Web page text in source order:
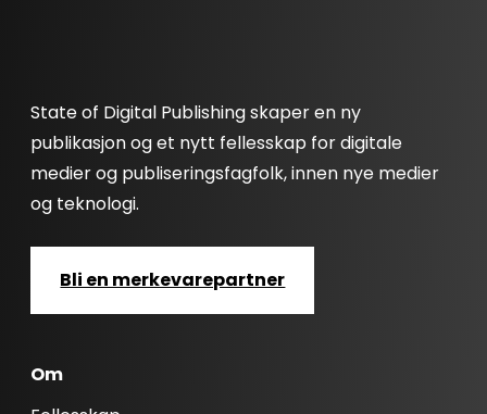
State of Digital Publishing skaper en ny
publikasjon og et nytt fellesskap for digitale
medier og publiseringsfagfolk, innen nye medier
og teknologi.
Bli en merkevarepartner
Om